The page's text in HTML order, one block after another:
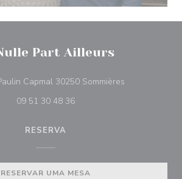
Part Ailleurs
Capmal 30250 Sommières((abre numa
09 51 30 48 36
RESERVA
RESERVAR UMA MESA